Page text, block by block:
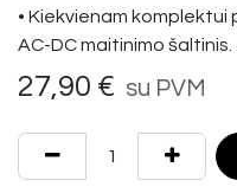
• Kiekvienam
AC-DC maitinimo šaltinis.
27,90 € su PVM